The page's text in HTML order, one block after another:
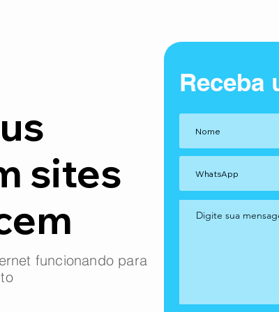
sites
funcionando para
Receba